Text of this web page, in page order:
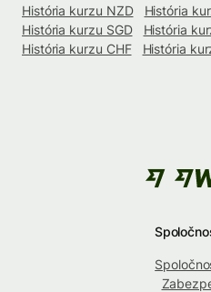
História kurzu NZD
História
História kurzu SGD
História
História kurzu CHF
História